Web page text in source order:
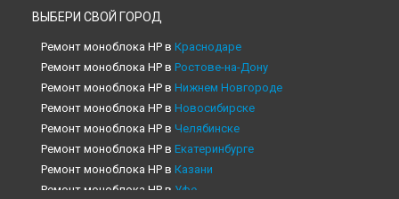
ВЫБЕРИ СВОЙ ГОРОД
Ремонт моноблока HP в Краснодаре
Ремонт моноблока HP в Ростове-на-Дону
Ремонт моноблока HP в Нижнем Новгороде
Ремонт моноблока HP в Новосибирске
Ремонт моноблока HP в Челябинске
Ремонт моноблока HP в Екатеринбурге
Ремонт моноблока HP в Казани
Ремонт моноблока HP в Уфе